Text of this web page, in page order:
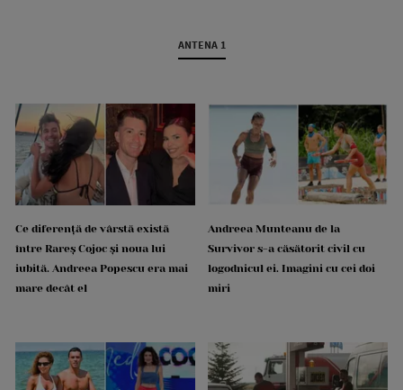
ANTENA 1
Ce diferență de vârstă există
între Rareș Cojoc și noua lui
iubită. Andreea Popescu era mai
mare decât el
Andreea Munteanu de la
Survivor s-a căsătorit civil cu
logodnicul ei. Imagini cu cei doi
miri